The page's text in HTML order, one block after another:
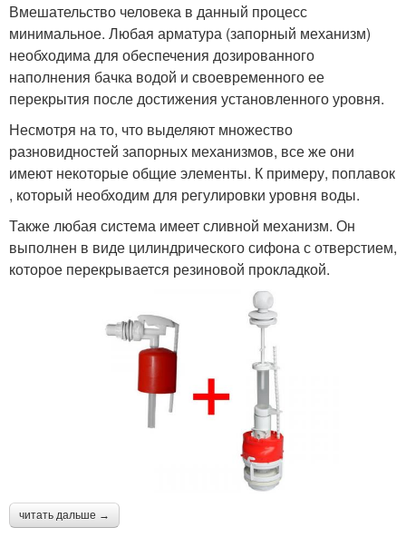
Вмешательство человека в данный процесс
минимальное. Любая арматура (запорный механизм)
необходима для обеспечения дозированного
наполнения бачка водой и своевременного ее
перекрытия после достижения установленного уровня.
Несмотря на то, что выделяют множество
разновидностей запорных механизмов, все же они
имеют некоторые общие элементы. К примеру, поплавок
, который необходим для регулировки уровня воды.
Также любая система имеет сливной механизм. Он
выполнен в виде цилиндрического сифона с отверстием,
которое перекрывается резиновой прокладкой.
читать дальше →